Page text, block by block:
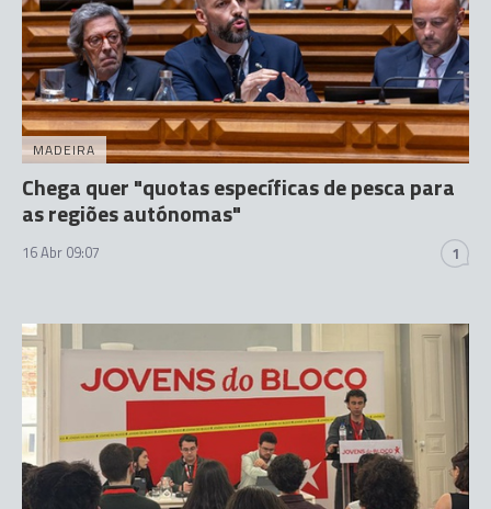
MADEIRA
Chega quer "quotas específicas de pesca para
as regiões autónomas"
16 Abr 09:07 1